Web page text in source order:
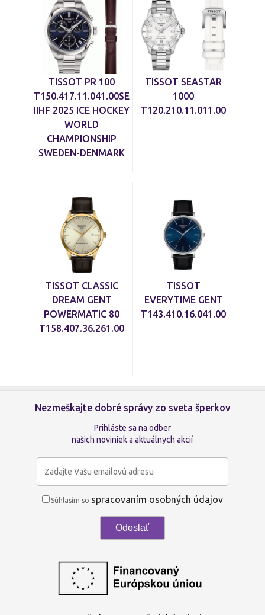
TISSOT PR 100
T150.417.11.041.00SE
IIHF 2025 ICE HOCKEY
WORLD
CHAMPIONSHIP
SWEDEN-DENMARK
TISSOT SEASTAR
1000
T120.210.11.011.00
TISSOT CLASSIC
DREAM GENT
POWERMATIC 80
T158.407.36.261.00
TISSOT
EVERYTIME GENT
T143.410.16.041.00
Nezmeškajte dobré správy zo sveta šperkov
Prihláste sa na odber
našich noviniek a aktuálnych akcií
Súhlasím so spracovaním osobných údajov